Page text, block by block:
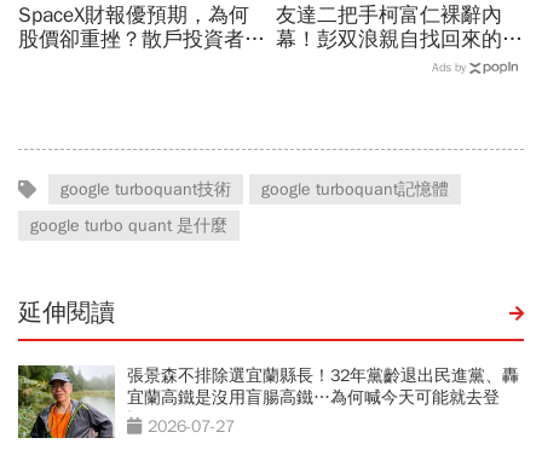
SpaceX財報優預期，為何
股價卻重挫？散戶投資者
友達二把手柯富仁裸辭內
幕！彭双浪親自找回來的接
班人，為何最後撕破臉？
Ads by
google turboquant技術
google turboquant記憶體
google turbo quant 是什麼
延伸閱讀
張景森不排除選宜蘭縣長！32年黨齡退出民進黨、轟
宜蘭高鐵是沒用盲腸高鐵…為何喊今天可能就去登
記？2026-07-27